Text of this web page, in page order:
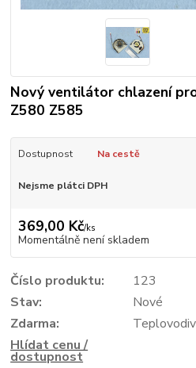
Nový ventilátor chlazení
Z580 Z585
Dostupnost Na cestě
Nejsme plátci DPH
369,00 Kč/ks
Momentálně není skladem
Číslo produktu:
123
Stav:
Nové
Zdarma:
Hlídat cenu /
dostupnost